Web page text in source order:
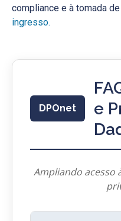
compliance e à tomada
ingresso.
DPOnet
e
Ampliando acesso